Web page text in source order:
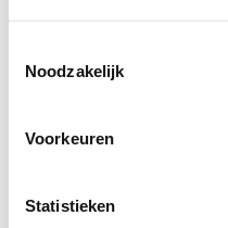
Noodzakelijk
Voorkeuren
Statistieken